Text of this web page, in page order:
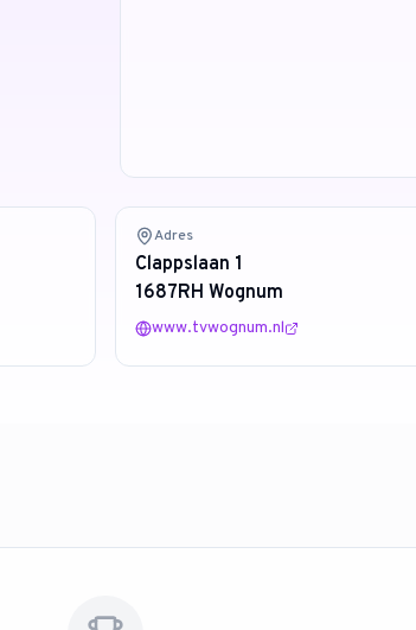
Adres
Clappslaan 1
1687RH Wognum
www.tvwognum.nl